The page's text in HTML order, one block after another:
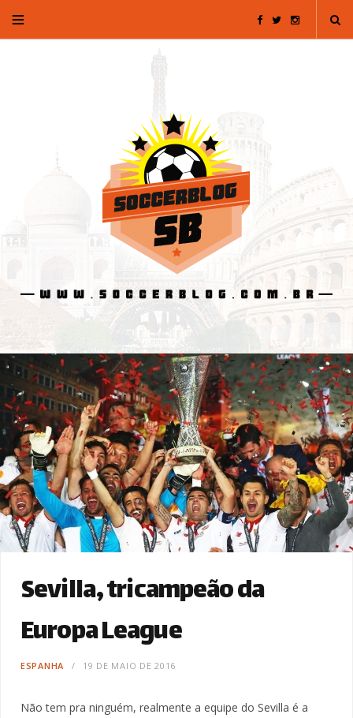
F T I
a
a
Sevilla, tricampeão da
Europa League
ESPANHA 19 DE MAIO DE 2016
Não tem pra ninguém, realmente a equipe do Sevilla é a